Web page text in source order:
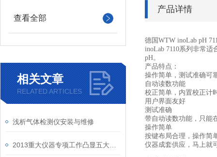
查看全部
相关文章
RELATED ARTICLES
浅析气体检测仪安装与维修
产品详情
德国 WTW inoLab pH
inoLab 7110系列非常适
pH。
产品特点：
操作简单，测试准确可
自动读数功能
校正简单，内置校正计
用户界面友好
测试准确
带自动读数功能，只能
操作简单
按键布局合理，操作简
仪器成套供应，马上就